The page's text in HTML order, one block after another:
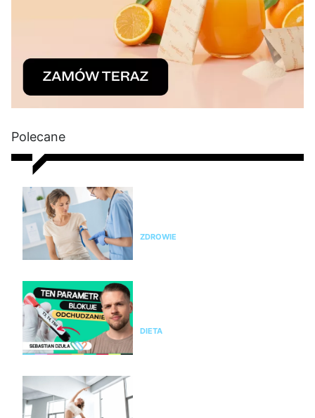
Polecane
ZDROWIE
DIETA